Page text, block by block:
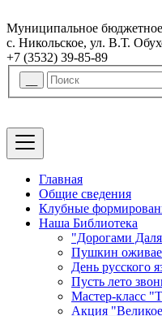
Муниципальное
с. Никольское, ул. В.Т.
+7 (3532) 39-85-89
Главная
Общие сведения
Клубные
Наша Библиотека
"Дорогами
Пушкин
День русского
Пусть лето
Мастер-класс
Акция